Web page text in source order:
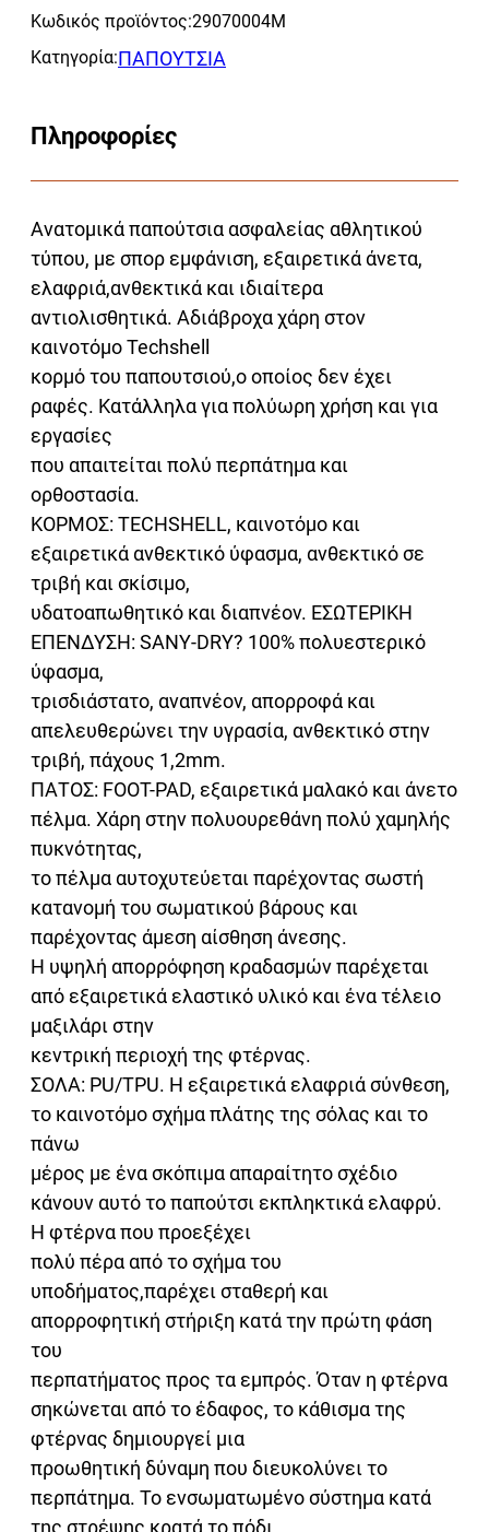
Κωδικός προϊόντος:29070004M
Κατηγορία:ΠΑΠΟΥΤΣΙΑ
Πληροφορίες
Ανατομικά παπούτσια ασφαλείας αθλητικού
τύπου, με σπορ εμφάνιση, εξαιρετικά άνετα,
ελαφριά,ανθεκτικά και ιδιαίτερα
αντιολισθητικά. Αδιάβροχα χάρη στον
καινοτόμο Techshell
κορμό του παπουτσιού,ο οποίος δεν έχει
ραφές. Κατάλληλα για πολύωρη χρήση και για
εργασίες
που απαιτείται πολύ περπάτημα και
ορθοστασία.
ΚΟΡΜΟΣ: TECHSHELL, καινοτόμο και
εξαιρετικά ανθεκτικό ύφασμα, ανθεκτικό σε
τριβή και σκίσιμο,
υδατοαπωθητικό και διαπνέον. ΕΣΩΤΕΡΙΚΗ
ΕΠΕΝΔΥΣΗ: SANY-DRY? 100% πολυεστερικό
ύφασμα,
τρισδιάστατο, αναπνέον, απορροφά και
απελευθερώνει την υγρασία, ανθεκτικό στην
τριβή, πάχους 1,2mm.
ΠΑΤΟΣ: FOOT-PAD, εξαιρετικά μαλακό και άνετο
πέλμα. Χάρη στην πολυουρεθάνη πολύ χαμηλής
πυκνότητας,
το πέλμα αυτοχυτεύεται παρέχοντας σωστή
κατανομή του σωματικού βάρους και
παρέχοντας άμεση αίσθηση άνεσης.
Η υψηλή απορρόφηση κραδασμών παρέχεται
από εξαιρετικά ελαστικό υλικό και ένα τέλειο
μαξιλάρι στην
κεντρική περιοχή της φτέρνας.
ΣΟΛΑ: PU/TPU. Η εξαιρετικά ελαφριά σύνθεση,
το καινοτόμο σχήμα πλάτης της σόλας και το
πάνω
μέρος με ένα σκόπιμα απαραίτητο σχέδιο
κάνουν αυτό το παπούτσι εκπληκτικά ελαφρύ.
Η φτέρνα που προεξέχει
πολύ πέρα από το σχήμα του
υποδήματος,παρέχει σταθερή και
απορροφητική στήριξη κατά την πρώτη φάση
του
περπατήματος προς τα εμπρός. Όταν η φτέρνα
σηκώνεται από το έδαφος, το κάθισμα της
φτέρνας δημιουργεί μια
προωθητική δύναμη που διευκολύνει το
περπάτημα. Το ενσωματωμένο σύστημα κατά
της στρέψης κρατά το πόδι